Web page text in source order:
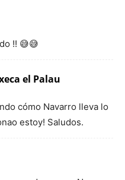
!! 😅😅
el Palau
cómo Navarro lleva lo
estoy! Saludos.